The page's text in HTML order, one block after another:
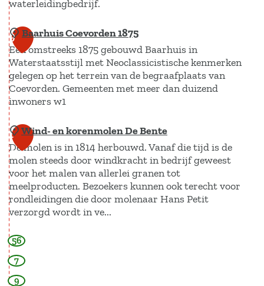
e
l
d
j
e
'
G
a
n
z
e
n
G
e
e
s
j
t
o
o
r
e
l
C
o
e
v
o
r
d
e
n
waterleidingbedrijf.
W
a
t
e
r
t
o
r
e
n
9 Baarhuis Coevorden 1875
Een omstreeks 1875 gebouwd Baarhuis in
Waterstaatsstijl met Neoclassicistische kenmerken
gelegen op het terrein van de begraafplaats van
Coevorden. Gemeenten met meer dan duizend
inwoners w1
B
a
a
r
h
u
i
s
C
o
1
0
Wind- en korenmolen De Bente
De molen is in 1814 herbouwd. Vanaf die tijd is de
molen steeds door windkracht in bedrijf geweest
voor het malen van allerlei granen tot
meelproducten. Bezoekers kunnen ook terecht voor
rondleidingen die door molenaar Hans Petit
verzorgd wordt in ve...
W
i
n
56
7
9